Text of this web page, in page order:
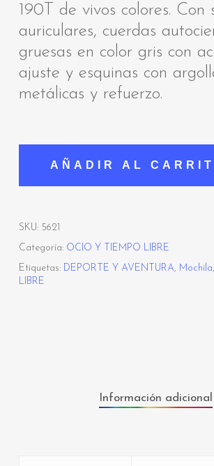
190T de vivos colores. Con
auriculares, cuerdas
gruesas en color gris con
ajuste y esquinas con
metálicas y refuerzo.
AÑADIR AL
SKU: 5621
Categoría: OCIO Y TIEMPO LIBRE
Etiquetas: DEPORTE Y AVENTURA, Mochila,
LIBRE
Información adicional